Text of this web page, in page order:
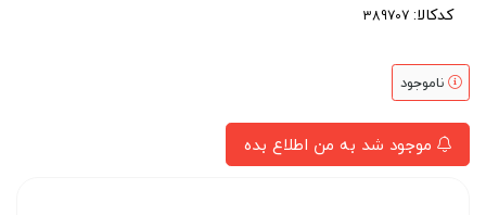
کدکالا:
ناموجود
موجود شد به من اطلاع بده